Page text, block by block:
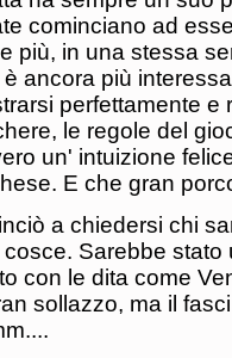
cominciano ad
più, in una stessa
ancora più
perfettamente e
le regole del
un' intuizione
E che gran
a chiedersi chi
cosce. Sarebbe
con le dita come
sollazzo, ma il